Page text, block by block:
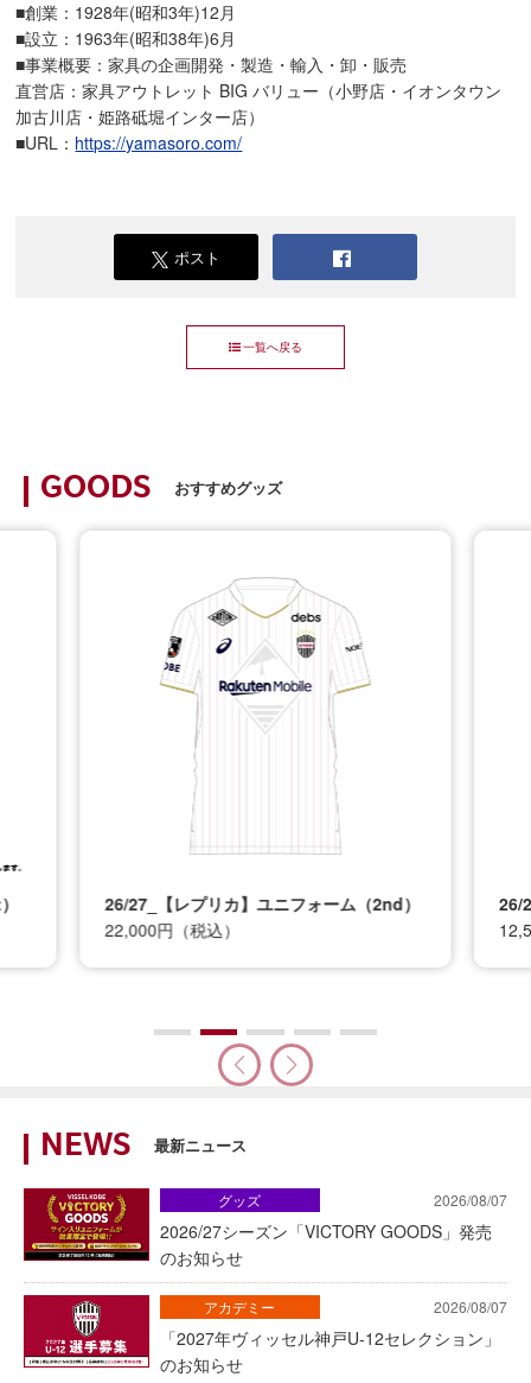
■創業：1928年(昭和3年)12月
■設立：1963年(昭和38年)6月
■事業概要：家具の企画開発・製造・輸入・卸・販売
直営店：家具アウトレット BIG バリュー（小野店・イオンタウン
加古川店・姫路砥堀インター店）
■URL： https://yamasoro.com/
ポスト
一覧へ戻る
GOODS おすすめグッズ
26/27_【レプリカ】ユニフォーム（2nd）
22,000円（税込）
26/
NEWS 最新ニュース
2026/08/07
2026/27シーズン「VICTORY GOODS」発売
のお知らせ
グッズ
2026/08/07
「2027年ヴィッセル神戸U-12セレクション」
のお知らせ
アカデミー